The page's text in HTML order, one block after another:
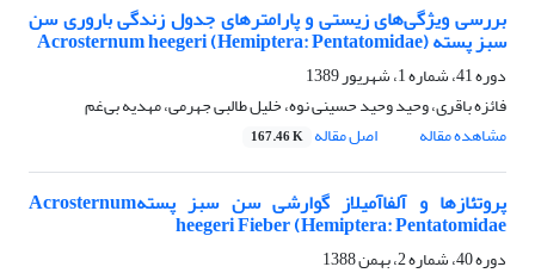
بررسی ویژگی‌های زیستی و پارامترهای جدول زندگی باروری سن
سبز پسته Acrosternum heegeri (Hemiptera: Pentatomidae)
دوره 41، شماره 1، شهریور 1389
فائزه باقری، وحید وحید حسینی نوه، خلیل طالبی جهرمی، مهدیه بی‌غم
مشاهده مقاله
اصل مقاله 167.46 K
پروتئازها و آلفاآمیلاز گوارشی سن سبز پستهAcrosternum
heegeri Fieber (Hemiptera: Pentatomidae
دوره 40، شماره 2، بهمن 1388